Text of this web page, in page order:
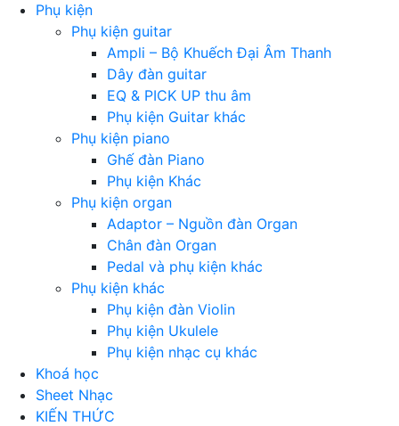
Phụ kiện
Phụ kiện guitar
Ampli – Bộ Khuếch Đại Âm Thanh
Dây đàn guitar
EQ & PICK UP thu âm
Phụ kiện Guitar khác
Phụ kiện piano
Ghế đàn Piano
Phụ kiện Khác
Phụ kiện organ
Adaptor – Nguồn đàn Organ
Chân đàn Organ
Pedal và phụ kiện khác
Phụ kiện khác
Phụ kiện đàn Violin
Phụ kiện Ukulele
Phụ kiện nhạc cụ khác
Khoá học
Sheet Nhạc
KIẾN THỨC